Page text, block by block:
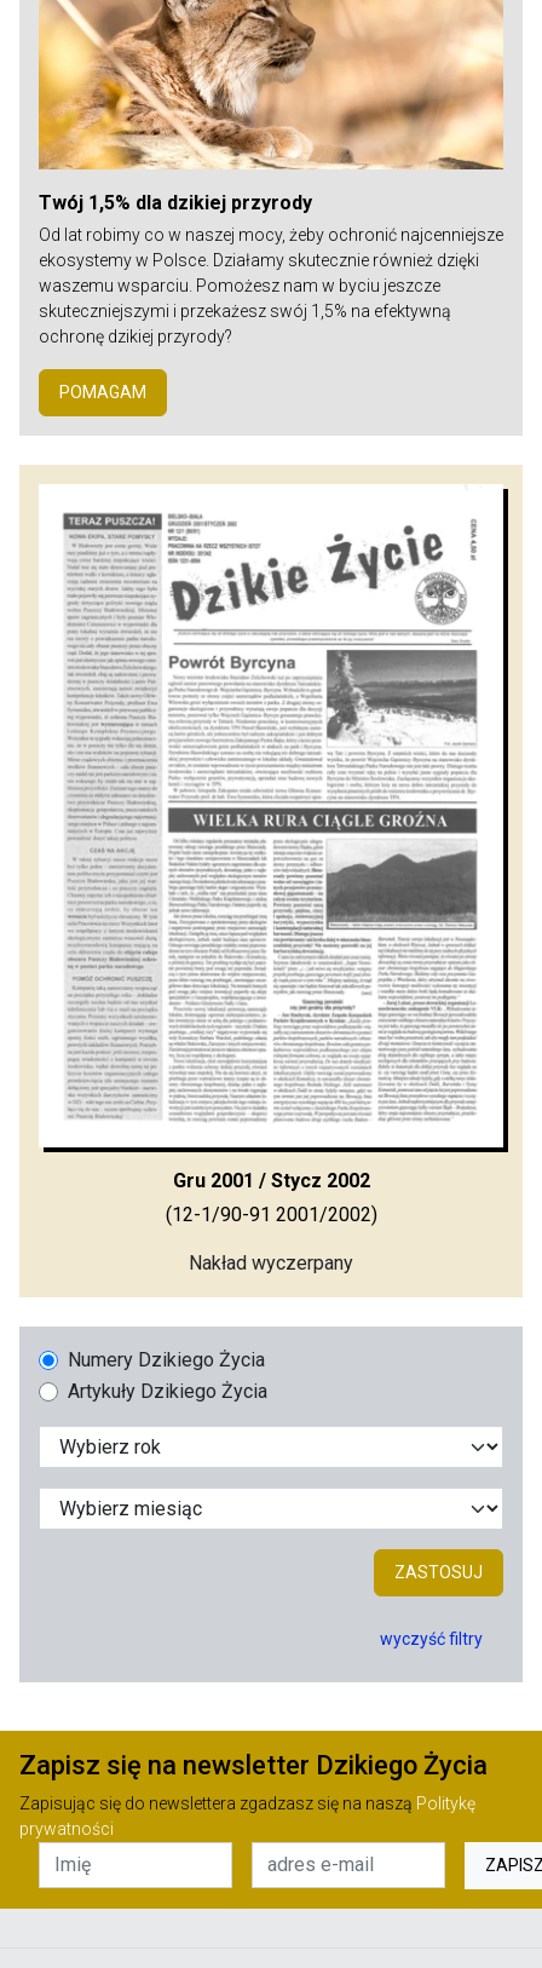
Twój 1,5% dla dzikiej przyrody
Od lat robimy co w naszej mocy, żeby ochronić najcenniejsze
ekosystemy w Polsce. Działamy skutecznie również dzięki
waszemu wsparciu. Pomożesz nam w byciu jeszcze
skuteczniejszymi i przekażesz swój 1,5% na efektywną
ochronę dzikiej przyrody?
POMAGAM
Gru 2001 / Stycz 2002
(12-1/90-91 2001/2002)
Nakład wyczerpany
Numery Dzikiego Życia
Artykuły Dzikiego Życia
ZASTOSUJ
wyczyść filtry
Zapisz się na newsletter Dzikiego Życia
Zapisując się do newslettera zgadzasz się na naszą Politykę
prywatności